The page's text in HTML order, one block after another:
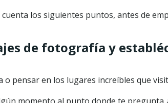
los siguientes puntos, antes de
de fotografía y
o pensar en los lugares increíbles que